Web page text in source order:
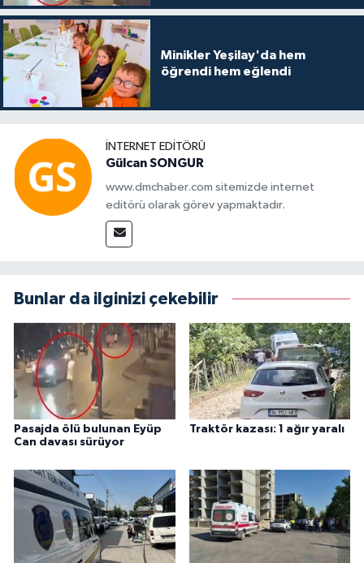
Minikler Yeşilay'da hem
öğrendi hem eğlendi
İNTERNET EDITÖRÜ
Gülcan SONGUR
www.dmchaber.com sitemizde internet
editörü olarak görev yapmaktadır.
Bunlar da ilginizi çekebilir
Pasajda ölü bulunan Eyüp
Can davası sürüyor
Traktör kazası: 1 ağır yaralı